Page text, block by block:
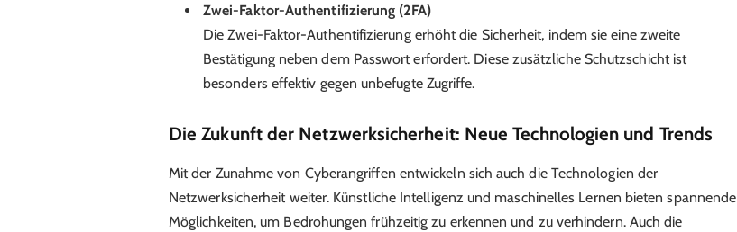
Zwei-Faktor-Authentifizierung (2FA)
Die Zwei-Faktor-Authentifizierung erhöht die Sicherheit, indem sie eine zweite
Bestätigung neben dem Passwort erfordert. Diese zusätzliche Schutzschicht ist
besonders effektiv gegen unbefugte Zugriffe.
Die Zukunft der Netzwerksicherheit: Neue Technologien und Trends
Mit der Zunahme von Cyberangriffen entwickeln sich auch die Technologien der
Netzwerksicherheit weiter. Künstliche Intelligenz und maschinelles Lernen bieten spannende
Möglichkeiten, um Bedrohungen frühzeitig zu erkennen und zu verhindern. Auch die